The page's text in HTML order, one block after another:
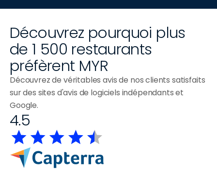
Découvrez pourquoi plus
de 1 500 restaurants
préfèrent MYR
Découvrez de véritables avis de nos clients satisfaits
sur des sites d'avis de logiciels indépendants et
Google.
4.5